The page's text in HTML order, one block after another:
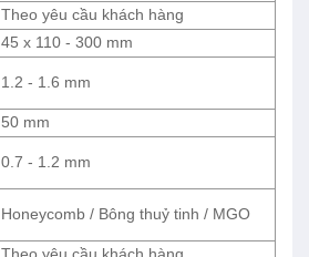
Theo yêu cầu khách hàng
45 x 110 - 300 mm
1.2 - 1.6 mm
50 mm
0.7 - 1.2 mm
Honeycomb / Bông thuỷ tinh / MGO
Theo yêu cầu khách hàng